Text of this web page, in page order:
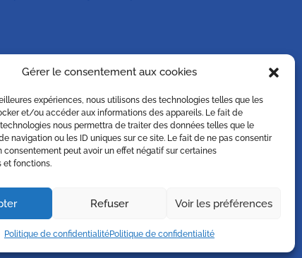
Gérer le consentement aux cookies
expériences, nous utilisons des technologies telles que les
et/ou accéder aux informations des appareils. Le fait de
nous permettra de traiter des données telles que le
navigation ou les ID uniques sur ce site. Le fait de ne pas consentir
consentement peut avoir un effet négatif sur certaines
et fonctions.
Refuser Voir les préférences
Politique de confidentialitéPolitique de confidentialité
privée sur simple demande écrite à